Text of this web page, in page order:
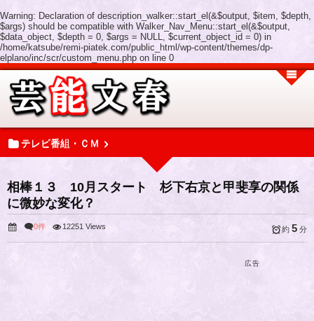
Warning: Declaration of description_walker::start_el(&$output, $item, $depth,
$args) should be compatible with Walker_Nav_Menu::start_el(&$output,
$data_object, $depth = 0, $args = NULL, $current_object_id = 0) in
/home/katsube/remi-piatek.com/public_html/wp-content/themes/dp-
elplano/inc/scr/custom_menu.php on line 0
テレビ番組・ＣＭ
相棒１３ 10月スタート 杉下右京と甲斐享の関係
に微妙な変化？
0件 12251 Views 約 5 分
広告